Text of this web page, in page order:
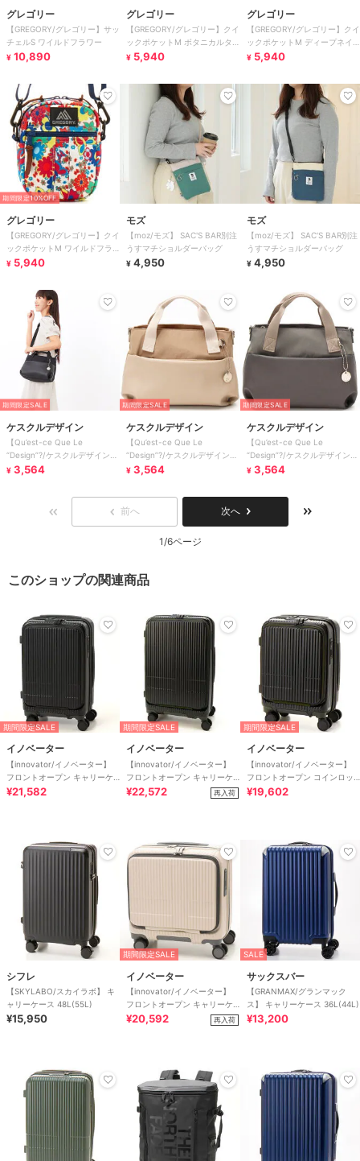
グレゴリー
【GREGORY/グレゴリー】サッ
チェルS ワイルドフラワー
¥ 10,890
グレゴリー
【GREGORY/グレゴリー】クイ
ックポケットM ボタニカルタ
ペストリー
¥ 5,940
グレゴリー
【GREGORY/グレゴリー】クイ
ックポケットM ディープネイ
ビーXピンク
¥ 5,940
期間限定10%OFF
グレゴリー
【GREGORY/グレゴリー】クイ
ックポケットM ワイルドフラ
ワー
¥ 5,940
モズ
【moz/モズ】 SAC'S BAR別注
うすマチショルダーバッグ
¥ 4,950
モズ
【moz/モズ】 SAC'S BAR別注
うすマチショルダーバッグ
¥ 4,950
期間限定SALE
ケスクルデザイン
【Qu’est-ce Que Le
“Design”?/ケスクルデザイン】
ショルダーバッグ
¥ 3,564
期間限定SALE
ケスクルデザイン
【Qu’est-ce Que Le
“Design”?/ケスクルデザイン】
ショルダーバッグ
¥ 3,564
期間限定SALE
ケスクルデザイン
【Qu’est-ce Que Le
“Design”?/ケスクルデザイン】
ショルダーバッグ
¥ 3,564
前へ 次へ
1/6ページ
このショップの関連商品
期間限定SALE
イノベーター
【innovator/イノベーター】
フロントオープン キャリーケ
ース 38L
¥21,582
期間限定SALE
イノベーター
【innovator/イノベーター】
フロントオープン キャリーケ
ース 55L
¥22,572 再入荷
期間限定SALE
イノベーター
【innovator/イノベーター】
フロントオープン コインロッ
カーサイズ 21L
¥19,602
シフレ
【SKYLABO/スカイラボ】 キ
ャリーケース 48L(55L)
¥15,950
期間限定SALE
イノベーター
【innovator/イノベーター】
フロントオープン キャリーケ
ース 33L
¥20,592 再入荷
SALE
サックスバー
【GRANMAX/グランマック
ス】 キャリーケース 36L(44L)
¥13,200